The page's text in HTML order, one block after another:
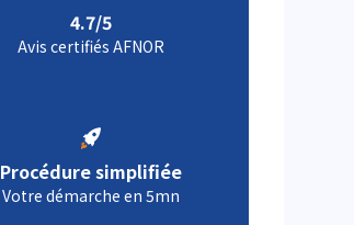
4.7/5
Avis certifiés AFNOR
Procédure simplifiée
Votre démarche en 5mn